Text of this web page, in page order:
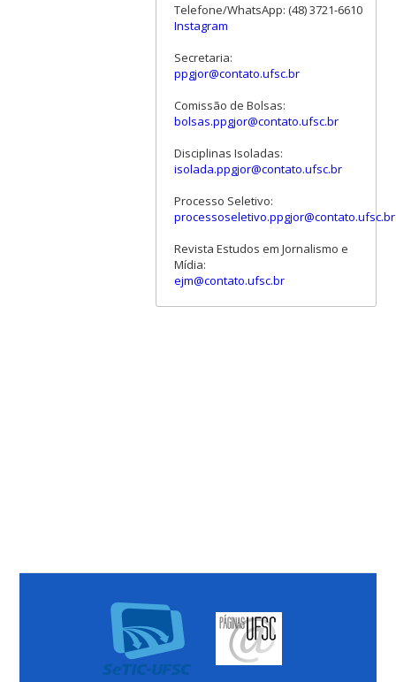
Telefone/WhatsApp: (48) 3721-6610
Instagram
Secretaria:
ppgjor@contato.ufsc.br
Comissão de Bolsas:
bolsas.ppgjor@contato.ufsc.br
Disciplinas Isoladas:
isolada.ppgjor@contato.ufsc.br
Processo Seletivo:
processoseletivo.ppgjor@contato.ufsc.br
Revista Estudos em Jornalismo e
Mídia:
ejm@contato.ufsc.br